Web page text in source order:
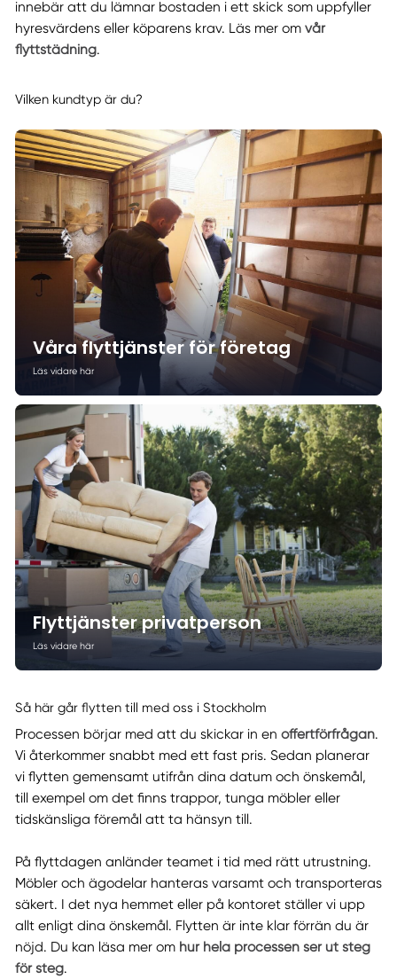
innebär att du lämnar bostaden i ett skick som uppfyller
hyresvärdens eller köparens krav. Läs mer om vår
flyttstädning.
Vilken kundtyp är du?
Våra flyttjänster för företag
Läs vidare här
Flyttjänster privatperson
Läs vidare här
Så här går flytten till med oss i Stockholm
Processen börjar med att du skickar in en offertförfrågan.
Vi återkommer snabbt med ett fast pris. Sedan planerar
vi flytten gemensamt utifrån dina datum och önskemål,
till exempel om det finns trappor, tunga möbler eller
tidskänsliga föremål att ta hänsyn till.
På flyttdagen anländer teamet i tid med rätt utrustning.
Möbler och ägodelar hanteras varsamt och transporteras
säkert. I det nya hemmet eller på kontoret ställer vi upp
allt enligt dina önskemål. Flytten är inte klar förrän du är
nöjd. Du kan läsa mer om hur hela processen ser ut steg
för steg.